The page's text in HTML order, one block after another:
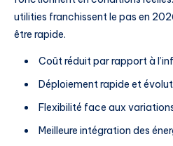
utilities franchissent le pas en
être rapide.
Coût réduit par rapport à
Déploiement rapide et
Flexibilité face aux
Meilleure intégration des